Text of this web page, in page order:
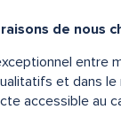
de nous
entre
et dans
accessible au